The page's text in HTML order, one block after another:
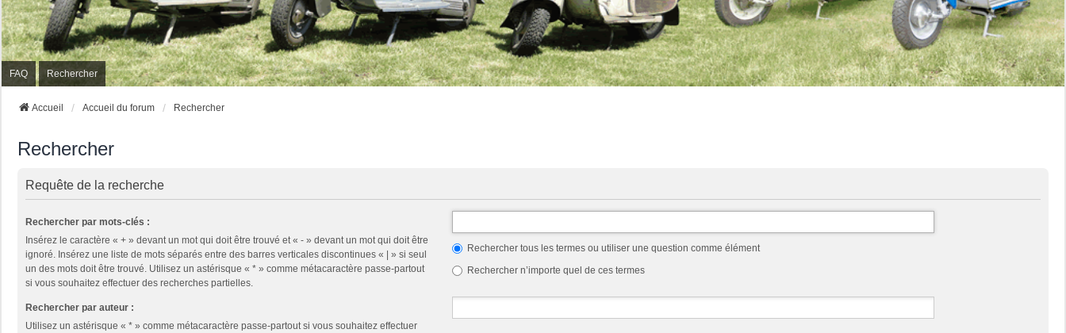
FAQ Rechercher
Accueil Accueil du forum Rechercher
Rechercher
Requête de la recherche
Rechercher par mots-clés :
Insérez le caractère « + » devant un mot qui doit être trouvé et « - » devant un mot qui doit être
ignoré. Insérez une liste de mots séparés entre des barres verticales discontinues « | » si seul
un des mots doit être trouvé. Utilisez un astérisque « * » comme métacaractère passe-partout
si vous souhaitez effectuer des recherches partielles.
Rechercher tous les termes ou utiliser une question comme élément
Rechercher n’importe quel de ces termes
Rechercher par auteur :
Utilisez un astérisque « * » comme métacaractère passe-partout si vous souhaitez effectuer